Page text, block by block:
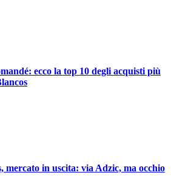
ecco la top 10 degli acquisti più
mercato in uscita: via Adzic, ma occhio